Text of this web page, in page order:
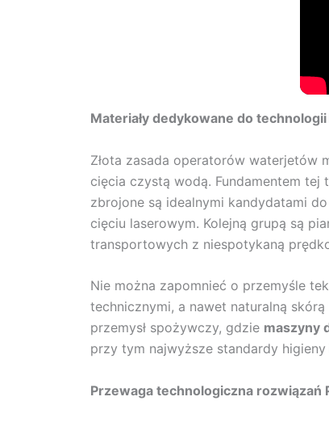
Materiały dedykowane do
Złota zasada operatorów waterjetów
cięcia czystą wodą. Fundamentem
zbrojone są idealnymi kandydatami
cięciu laserowym. Kolejną grupą są
transportowych z niespotykaną
Nie można zapomnieć o przemyśle
technicznymi, a nawet naturalną
przemysł spożywczy, gdzie maszyny
przy tym najwyższe standardy
Przewaga technologiczna rozwiązań